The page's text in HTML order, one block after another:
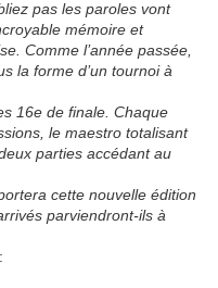
pas les paroles vont
mémoire et
Comme l’année passée,
la forme d’un tournoi à
16e de finale. Chaque
le maestro totalisant
parties accédant au
cette nouvelle édition
parviendront-ils à
: